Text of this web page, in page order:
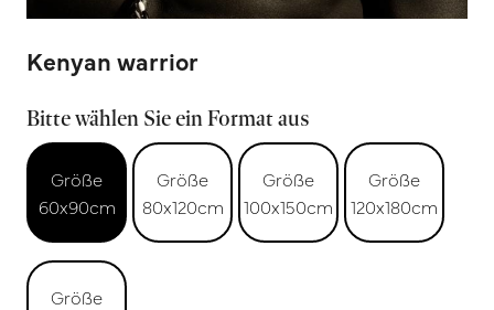
Kenyan warrior
Bitte wählen Sie ein Format aus
Größe
60x90cm
Größe
80x120cm
Größe
100x150cm
Größe
120x180cm
Größe